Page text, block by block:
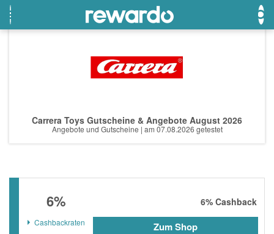
Lieferando
Beste Gutscheine
Top Gutscheine
Beste Angebote
Top Angebote
Carrera Toys Gutscheine & Angebote August 2026
Angebote und Gutscheine | am 07.08.2026 getestet
6% 6% Cashback
Cashbackraten Zum Shop